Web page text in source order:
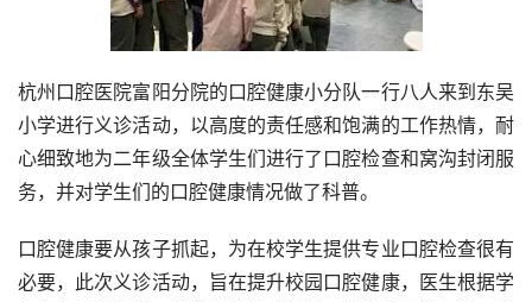
杭州口腔医院富阳分院的口腔健康小分队一行八人来到东吴
小学进行义诊活动，以高度的责任感和饱满的工作热情，耐
心细致地为二年级全体学生们进行了口腔检查和窝沟封闭服
务，并对学生们的口腔健康情况做了科普。
口腔健康要从孩子抓起，为在校学生提供专业口腔检查很有
必要，此次义诊活动，旨在提升校园口腔健康，医生根据学